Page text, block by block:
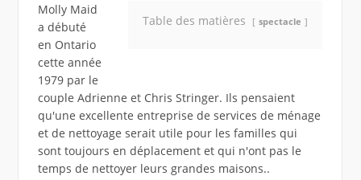
Table des matières spectacle
Molly Maid
a débuté
en Ontario
cette année
1979 par le
couple Adrienne et Chris Stringer. Ils pensaient
qu'une excellente entreprise de services de ménage
et de nettoyage serait utile pour les familles qui
sont toujours en déplacement et qui n'ont pas le
temps de nettoyer leurs grandes maisons..